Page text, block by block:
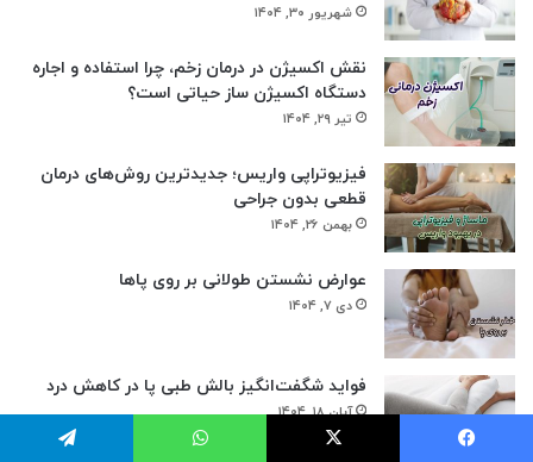
شهریور ۳۰, ۱۴۰۴
نقش اکسیژن در درمان زخم، چرا استفاده و اجاره
دستگاه اکسیژن‌ ساز حیاتی است؟
تیر ۲۹, ۱۴۰۴
فیزیوتراپی واریس؛ جدیدترین روش‌های درمان
قطعی بدون جراحی
بهمن ۲۶, ۱۴۰۴
عوارض نشستن طولانی بر روی پاها
دی ۷, ۱۴۰۴
فواید شگفت‌انگیز بالش طبی پا در کاهش درد
آبان ۱۸, ۱۴۰۴